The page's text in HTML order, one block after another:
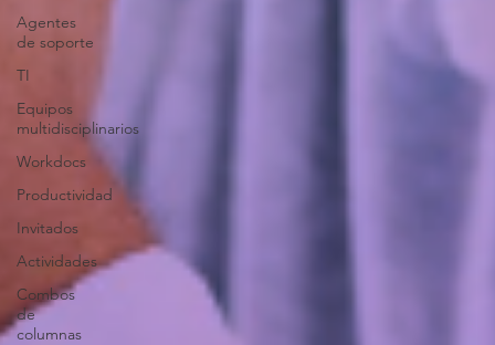
Agentes
de soporte
TI
Equipos
multidisciplinarios
Workdocs
Productividad
Invitados
Actividades
Combos
de
columnas